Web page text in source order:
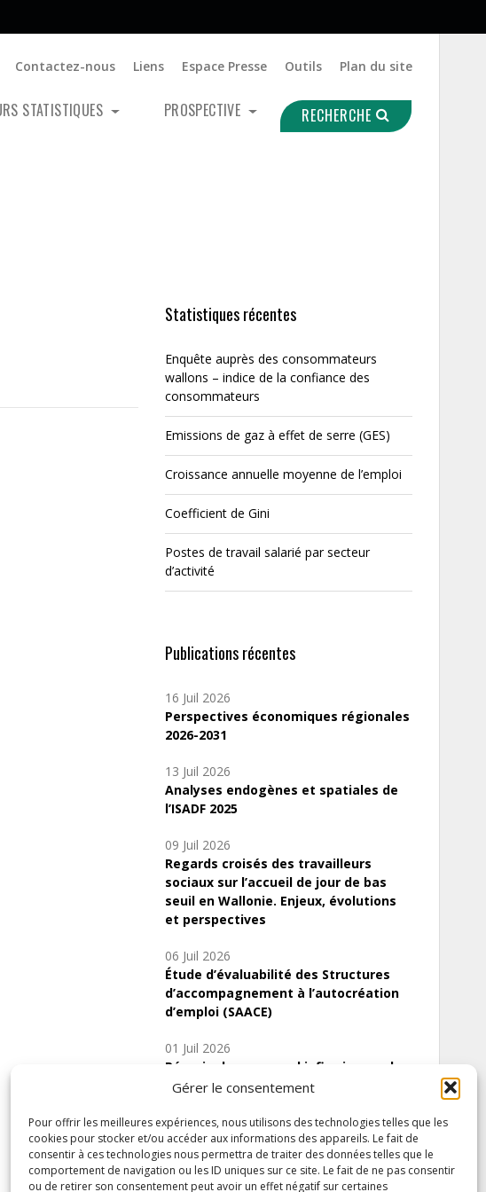
Gérer le consentement
Pour offrir les meilleures expériences, nous utilisons des technologies telles que les
cookies pour stocker et/ou accéder aux informations des appareils. Le fait de
consentir à ces technologies nous permettra de traiter des données telles que le
comportement de navigation ou les ID uniques sur ce site. Le fait de ne pas consentir
ou de retirer son consentement peut avoir un effet négatif sur certaines
Contactez-nous Liens Espace Presse Outils Plan du site
STATISTIQUES PROSPECTIVE RECHERCHE
Statistiques récentes
Enquête auprès des consommateurs
wallons – indice de la confiance des
consommateurs
Emissions de gaz à effet de serre (GES)
Croissance annuelle moyenne de l’emploi
Coefficient de Gini
Postes de travail salarié par secteur
d’activité
Publications récentes
16 Juil 2026
Perspectives économiques régionales
2026-2031
13 Juil 2026
Analyses endogènes et spatiales de
l’ISADF 2025
09 Juil 2026
Regards croisés des travailleurs
sociaux sur l’accueil de jour de bas
seuil en Wallonie. Enjeux, évolutions
et perspectives
06 Juil 2026
Étude d’évaluabilité des Structures
d’accompagnement à l’autocréation
d’emploi (SAACE)
01 Juil 2026
Pénurie du personnel infirmier :quels
indicateurs d’offre de soins pour
Inscrivez-vous à notre newsletter